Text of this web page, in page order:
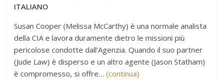
ITALIANO
Susan Cooper (Melissa McCarthy) è una normale analista
della CIA e lavora duramente dietro le missioni più
pericolose condotte dall’Agenzia. Quando il suo partner
(Jude Law) è disperso e un altro agente (Jason Statham)
è compromesso, si offre…(continua)